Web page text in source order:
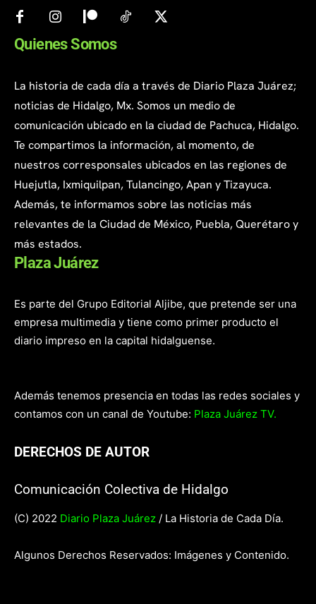
Quienes Somos
La historia de cada día a través de Diario Plaza Juárez;
noticias de Hidalgo, Mx. Somos un medio de
comunicación ubicado en la ciudad de Pachuca, Hidalgo.
Te compartimos la información, al momento, de
nuestros corresponsales ubicados en las regiones de
Huejutla, Ixmiquilpan, Tulancingo, Apan y Tizayuca.
Además, te informamos sobre las noticias más
relevantes de la Ciudad de México, Puebla, Querétaro y
más estados.
Plaza Juárez
Es parte del Grupo Editorial Aljibe, que pretende ser una
empresa multimedia y tiene como primer producto el
diario impreso en la capital hidalguense.
Además tenemos presencia en todas las redes sociales y
contamos con un canal de Youtube: Plaza Juárez TV.
DERECHOS DE AUTOR
Comunicación Colectiva de Hidalgo
(C) 2022 Diario Plaza Juárez / La Historia de Cada Día.
Algunos Derechos Reservados: Imágenes y Contenido.